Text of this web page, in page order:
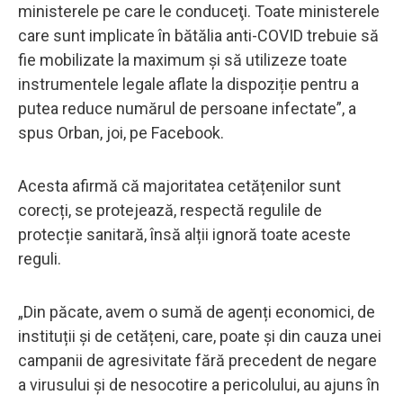
ministerele pe care le conduceţi. Toate ministerele
care sunt implicate în bătălia anti-COVID trebuie să
fie mobilizate la maximum și să utilizeze toate
instrumentele legale aflate la dispoziție pentru a
putea reduce numărul de persoane infectate”, a
spus Orban, joi, pe Facebook.
Acesta afirmă că majoritatea cetățenilor sunt
corecți, se protejează, respectă regulile de
protecție sanitară, însă alții ignoră toate aceste
reguli.
„Din păcate, avem o sumă de agenți economici, de
instituții și de cetățeni, care, poate și din cauza unei
campanii de agresivitate fără precedent de negare
a virusului și de nesocotire a pericolului, au ajuns în